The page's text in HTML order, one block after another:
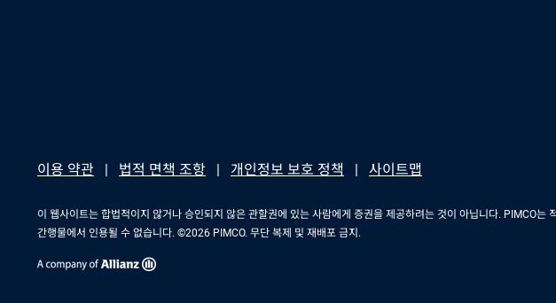
이용 약관 법적 면책 조항 개인정보 보호 정책 사이트맵
이 웹사이트는 합법적이지 않거나 승인되지 않은 관할권에 있는 사람에게 증권을 제공하려는 것이 아닙니다. PIMCO
간행물에서 인용될 수 없습니다. ©2026 PIMCO. 무단 복제 및 재배포 금지.